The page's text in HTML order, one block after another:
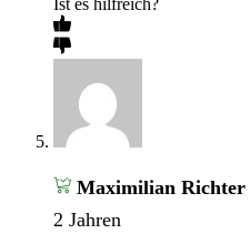
Maximilian Richter
2 Jahren